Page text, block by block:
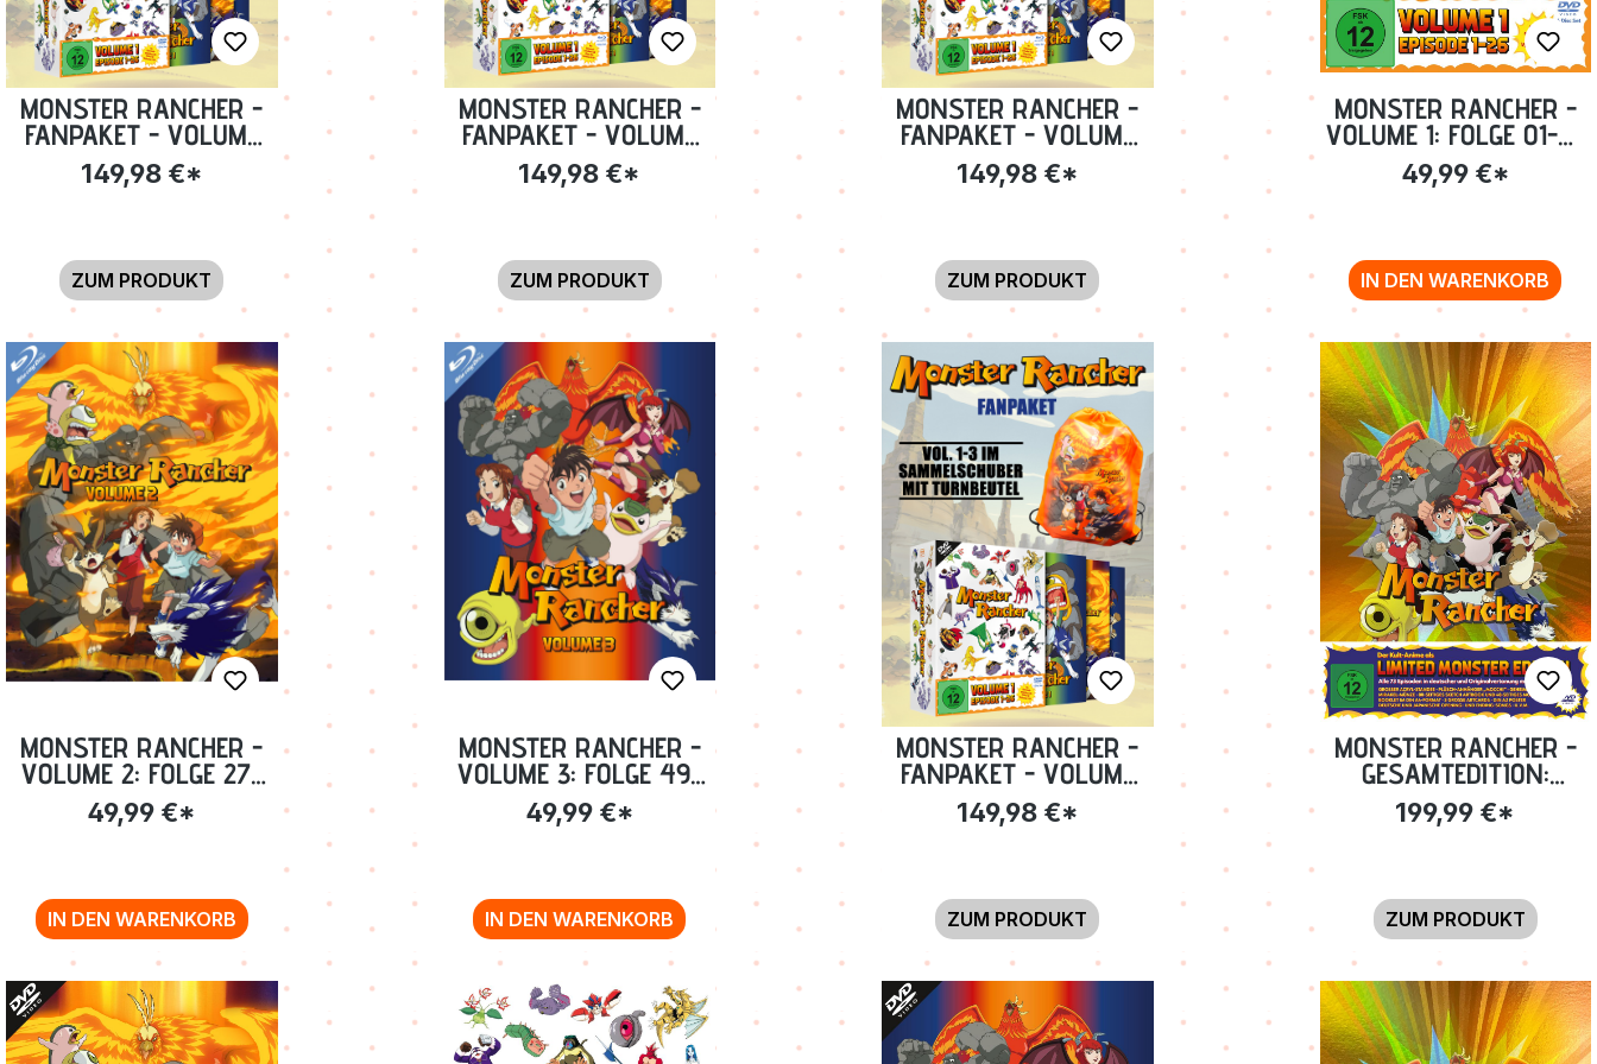
MONSTER RANCHER -
FANPAKET - VOLUME
1-3 INKL.
SAMMELSCHUBER + TO
149,98 €*
ZUM PRODUKT
MONSTER RANCHER -
FANPAKET - VOLUME
1-3 INKL.
SAMMELSCHUBER +
149,98 €*
ZUM PRODUKT
MONSTER RANCHER -
FANPAKET - VOLUME
1-3 INKL.
SAMMELSCHUBER + TO
149,98 €*
ZUM PRODUKT
MONSTER RANCHER -
VOLUME 1: FOLGE 01-26
INKL.
SAMMELSCHUBER
49,99 €*
IN DEN WARENKORB
MONSTER RANCHER -
VOLUME 2: FOLGE 27-
48 [BLU-RAY]
49,99 €*
IN DEN WARENKORB
MONSTER RANCHER -
VOLUME 3: FOLGE 49-
73 [BLU-RAY]
49,99 €*
IN DEN WARENKORB
MONSTER RANCHER -
FANPAKET - VOLUME
1-3 INKL.
SAMMELSCHUBER +
149,98 €*
ZUM PRODUKT
MONSTER RANCHER -
GESAMTEDITION:
FOLGE 01-73 [LIMITED
MONSTER EDITION
199,99 €*
ZUM PRODUKT